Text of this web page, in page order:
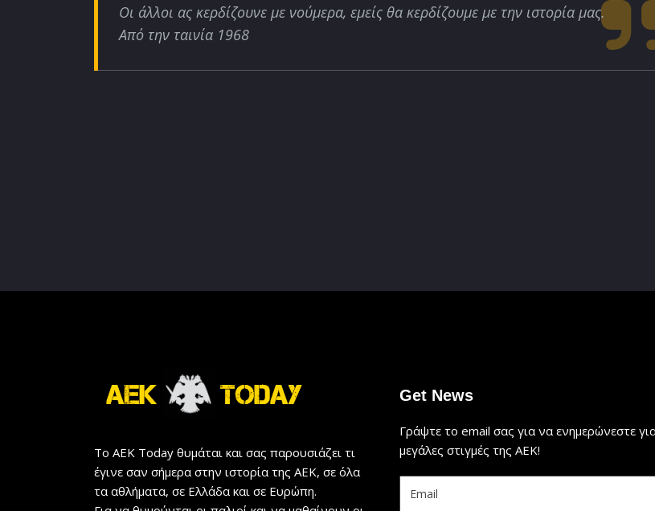
Οι άλλοι ας κερδίζουνε με νούμερα, εμείς θα κερδίζουμε με την ιστορία μας.
Από την ταινία 1968
Το AEK Today θυμάται και σας παρουσιάζει τι
έγινε σαν σήμερα στην ιστορία της ΑΕΚ, σε όλα
τα αθλήματα, σε Ελλάδα και σε Ευρώπη.
Get News
Γράψτε το email σας για να ενημερώνεστε
μεγάλες στιγμές της ΑΕΚ!